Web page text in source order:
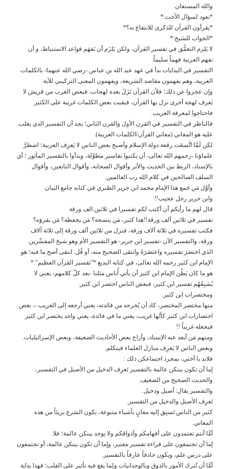
والله المستعان.
*نعود لسؤال الأخت:*
*يقرأون القرآن للذكرى للانتفاع به؟*
*الجواب للشيخ:*
لا يَلزم التعمُّق في تفسير القرآن، ولكن يَلزَم أن نَفهَم قواعد الاستنباط، و أن
نفهم العربية فهماً سليماً.
التفسير في البدايات بدأ في عهد عبد الله بن عباس -رضي الله عنهما- بالكلمات
الغريبة، وهم يفهمون مقاصد الشريعة، ويفهمون المعنى التركيبي للآية.
وإن عجزوا عن ذلك؛ فلأن القرآن نَزَلَ بعدة لهجات، فبعض العرب من قريش لا
يَعرف لهجة أخرى نزل بها القرآن، فبقيت بعض الكلمات غريبة على الكثير
فاحتاجوا لمعرفة الغريب.
فالناظر في التفسير في القرن الأول والقرن الثاني؛ يجد أن التفسير الذي يغلب
عليه هو المعاني (معاني القرآن/الكلمات الغريبة).
لكن لَمَّا اتَّسعَت رقعة دولة الإسلام وأصبح بعض الناس لا يَعرِف العربية؛ اضطرَّ
علماؤنا -رحمهم الله تعالى- أن يكتبوا تفاسير مطوَّلة، وبدأوا بالتفسير المأثور ؛ أي
بالإسناد، الربط بين الحديث والأثر وأقوال الصحابة، وأقوال التابعين، وأقوال
السلف الصالحين في كلام الله رب العالمين.
وأوَّل مَن جَمع هذا الإمام محمد ابن جرير الطبري في كتابه جامع البيان
وابن جرير رجل عجيب!!
قال لهم ما رأيكم أن أكتب لكم تفسيرا في ثلاثين الف ورقة
تفسير في ثلاثين ألف ورقة!!هذا كثير، مَن ينسخه؟ مَن يحفظه؟ مَن يقرؤه؟
فكتب تفسيره في ثلاثة آلاف ورقة، فنزل من ثلاثين ألف ورقة إلى ثلاثة آلاف
ورقة، والتفسير الآن -تفسير ابن جرير- هو التفسير الأم وهو شيخ المفسِّرين.
الذي اختصَرَ تفسيره واعتصَرَهُ وانتقى الصحيح منه، أو قُل: انتقى أصح ما فيه؛ هو
الإمام ابن كثير رحمه الله تعالى، في كتابه البديع *”تفسير القرآن العظيم”.*
هو ما كان يَظُن الإمام ابن كثير أن يأتي أُناس مثلنا -بعد كلّ كلامهم- يعني لا
يُشبِعُهُم تفسير ابن كثير، فبعض الناس اختصر ابن كثير.
ومختصرات ابن كثير:
منها مختصر المختصر، كاد أن يُخرجه من فائدته، يعني أرجعه إلى الغريب -، بعض
اختصارات ابن كثير كأنّها غريب، يعني ما في فائدة، يعني واحد يختصر ابن كثير
فيجعله غريباً !!
ومنهم مَن أبعد عنه الإسناد، وأزاح بعض الأحاديث الضعيفة، وبعض الإسرائيليات.
وبعض الناس لا يَعرِف منازل العلماء فيتكلم.
فلابد يا أختي، بمجرد اجتماعكن ذلك :
إما أن تكون بينكن عالمة بالتفسير تَعرِف الدخيل من الأصيل في التفسير،
والحديث الصحيح من الضعيف.
والتفسير يقال: أصيل ودخيل.
تَعرِف الأصيل والدخيل من التفسير.
كثير من الناس تَسبِق إليه معانٍ بأشياء متنوعة، يكون الشرع بريئاً من هذه
المعاني.
أمَّا أنتم تعتمدون على أفهامكم وأذواقكم ولا يوجد بينكن عالمة؛ فلا.
إما أن تجتمعون على قراءة تفسير معتبر، وإما أن تكون بينكن عالمة، أو تجتمعون
على درس علم، ويكون حاذقاً عارفاً بالتفسير.
أمَّا أن تُترك الأمور بالذوق وبالوجدانيات ولِما يقع فيه تأثير على القلب؛ فهذا بداية